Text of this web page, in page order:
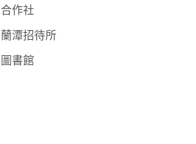
合作社
蘭潭招待所
圖書館